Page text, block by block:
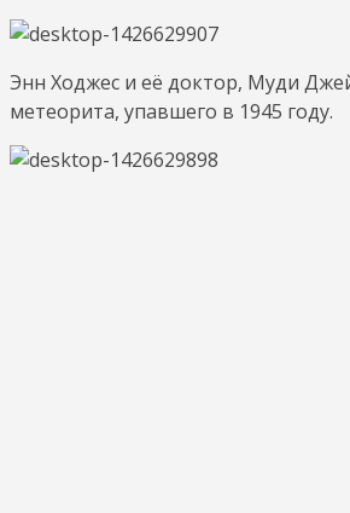
Энн Ходжес и её доктор, Муди
метеорита, упавшего в 1945 году.